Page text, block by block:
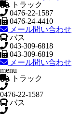
トラック
0476-22-1587
0476-24-4410
メール問い合わせ
バス
043-309-6818
043-309-6819
メール問い合わせ
menu
トラック
0476-22-1587
バス